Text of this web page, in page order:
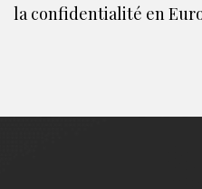
la confidentialité en